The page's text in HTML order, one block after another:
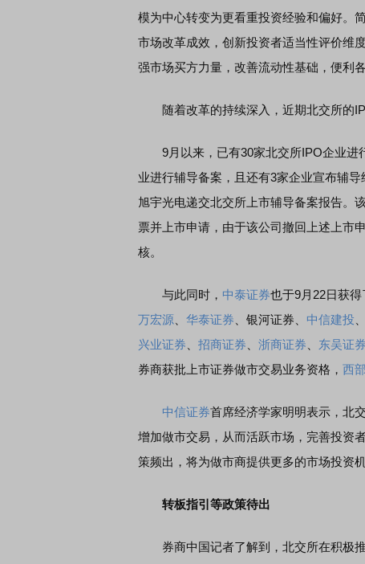
模为中心转变为更看重投资经验和偏好。
市场改革成效，创新投资者适当性评价维
强市场买方力量，改善流动性基础，便利
随着改革的持续深入，近期北交所的
9月以来，已有30家北交所IPO企业进
业进行辅导备案，且还有3家企业宣布辅
旭宇光电递交北交所上市辅导备案报告。
票并上市申请，由于该公司撤回上述上市
核。
与此同时， 中泰证券也于9月22日获得
万宏源
华泰证券 、银河证券、 中信建投
兴业证券
招商证券 浙商证券 东吴证券
券商获批上市证券做市交易业务资格， 西
中信证券首席经济学家明明表示，北
增加做市交易，从而活跃市场，完善投资
策频出，将为做市商提供更多的市场投资机
转板指引等政策待出
券商中国记者了解到，北交所在积极推